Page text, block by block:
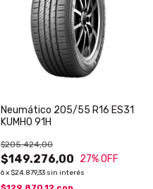
Neumático 205/55 R16 ES31
KUMHO 91H
$149.276,00
$205.424,00
27% OFF
6x $24.879,33 sin interés